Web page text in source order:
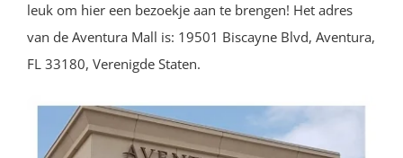
leuk om hier een bezoekje aan te brengen! Het adres
van de Aventura Mall is: 19501 Biscayne Blvd, Aventura,
FL 33180, Verenigde Staten.